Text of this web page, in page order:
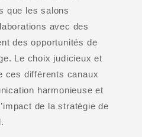
que les salons
avec des
des opportunités de
Le choix judicieux et
ces différents canaux
harmonieuse et
de la stratégie de